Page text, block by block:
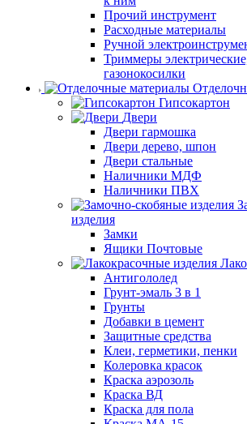
Прочий инструмент
Расходные материалы
Ручной
Триммеры
газонокосилки
Гипсокартон
Двери
Двери гармошка
Двери дерево, шпон
Двери стальные
Наличники МДФ
Наличники ПВХ
изделия
Замки
Ящики Почтовые
Антигололед
Грунт-эмаль 3 в 1
Грунты
Добавки в цемент
Защитные средства
Клеи, герметики, пенки
Колеровка красок
Краска аэрозоль
Краска ВД
Краска для пола